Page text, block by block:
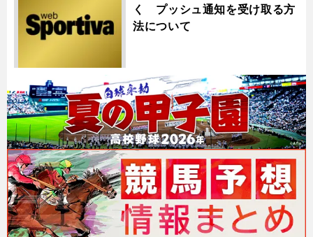
く プッシュ通知を受け取る方
法について